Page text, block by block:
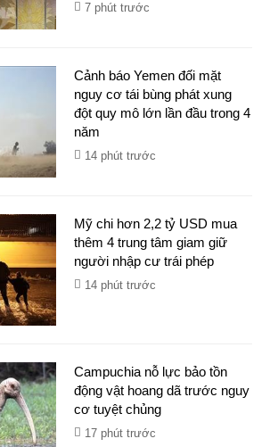
7 phút trước
Cảnh báo Yemen đối mặt
nguy cơ tái bùng phát xung
đột quy mô lớn lần đầu trong 4
năm
14 phút trước
Mỹ chi hơn 2,2 tỷ USD mua
thêm 4 trung tâm giam giữ
người nhập cư trái phép
14 phút trước
Campuchia nỗ lực bảo tồn
động vật hoang dã trước nguy
cơ tuyệt chủng
17 phút trước